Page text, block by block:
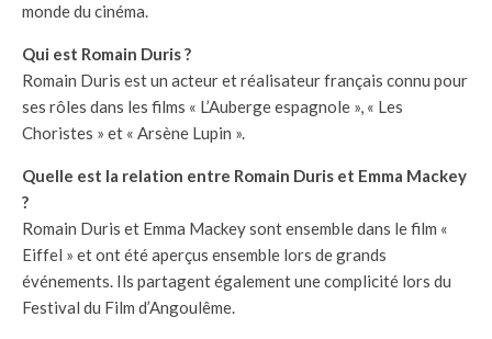
monde du cinéma.
Qui est Romain Duris ?
Romain Duris est un acteur et réalisateur français connu pour
ses rôles dans les films « L’Auberge espagnole », « Les
Choristes » et « Arsène Lupin ».
Quelle est la relation entre Romain Duris et Emma Mackey
?
Romain Duris et Emma Mackey sont ensemble dans le film «
Eiffel » et ont été aperçus ensemble lors de grands
événements. Ils partagent également une complicité lors du
Festival du Film d’Angoulême.